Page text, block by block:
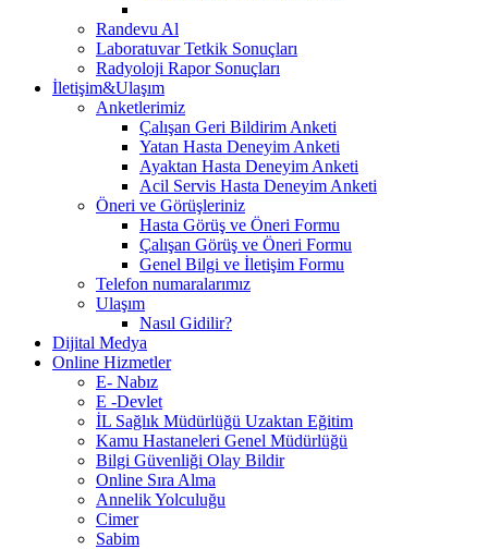
Randevu Al
Laboratuvar Tetkik Sonuçları
Radyoloji Rapor Sonuçları
İletişim&Ulaşım
Anketlerimiz
Çalışan Geri Bildirim Anketi
Yatan Hasta Deneyim Anketi
Ayaktan Hasta Deneyim Anketi
Acil Servis Hasta Deneyim Anketi
Öneri ve Görüşleriniz
Hasta Görüş ve Öneri Formu
Çalışan Görüş ve Öneri Formu
Genel Bilgi ve İletişim Formu
Telefon numaralarımız
Ulaşım
Nasıl Gidilir?
Dijital Medya
Online Hizmetler
E- Nabız
E -Devlet
İL Sağlık Müdürlüğü Uzaktan Eğitim
Kamu Hastaneleri Genel Müdürlüğü
Bilgi Güvenliği Olay Bildir
Online Sıra Alma
Annelik Yolculuğu
Cimer
Sabim